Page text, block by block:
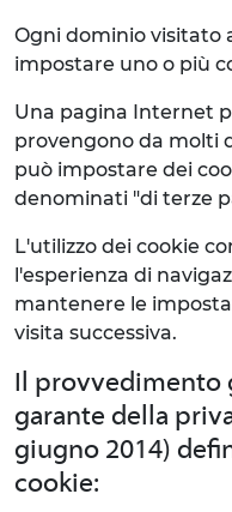
Ogni dominio visitato
impostare uno o più
Una pagina Internet
provengono da molti
può impostare dei
denominati "di terze
L'utilizzo dei cookie
l'esperienza di
mantenere le
visita successiva.
Il provvedimento
garante della
giugno 2014)
cookie: